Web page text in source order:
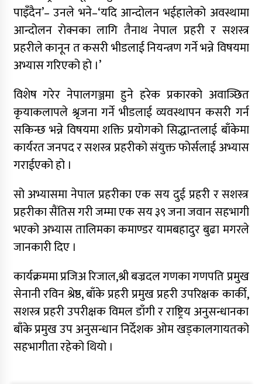
पाइँदैन’– उनले भने–‘यदि आन्दोलन भईहालेको अवस्थामा
आन्दोलन रोक्नका लागि तैनाथ नेपाल प्रहरी र सशस्त्र
प्रहरीले कानून त कसरी भीडलाई नियन्त्रण गर्ने भन्ने विषयमा
अभ्यास गरिएको हो ।’
विशेष गरेर नेपालगञ्जमा हुने हरेक प्रकारको अवाञ्छित
कृयाकलापले श्रृजना गर्ने भीडलाई व्यवस्थापन कसरी गर्न
सकिन्छ भन्ने विषयमा शक्ति प्रयोगको सिद्धान्तलाई बाँकेमा
कार्यरत जनपद र सशस्त्र प्रहरीको संयुक्त फोर्सलाई अभ्यास
गराईएको हो ।
सो अभ्यासमा नेपाल प्रहरीका एक सय दुई प्रहरी र सशस्त्र
प्रहरीका सैंतिस गरी जम्मा एक सय ३९ जना जवान सहभागी
भएको अभ्यास तालिमका कमाण्डर यामबहादुर बुढा मगरले
जानकारी दिए ।
कार्यक्रममा प्रजिअ रिजाल,श्री बज्रदल गणका गणपति प्रमुख
सेनानी रविन श्रेष्ठ, बाँके प्रहरी प्रमुख प्रहरी उपरिक्षक कार्की,
सशस्त्र प्रहरी उपरीक्षक विमल डाँगी र राष्ट्रिय अनुसन्धानका
बाँके प्रमुख उप अनुसन्धान निर्देशक ओम खड्कालगायतको
सहभागीता रहेको थियो ।